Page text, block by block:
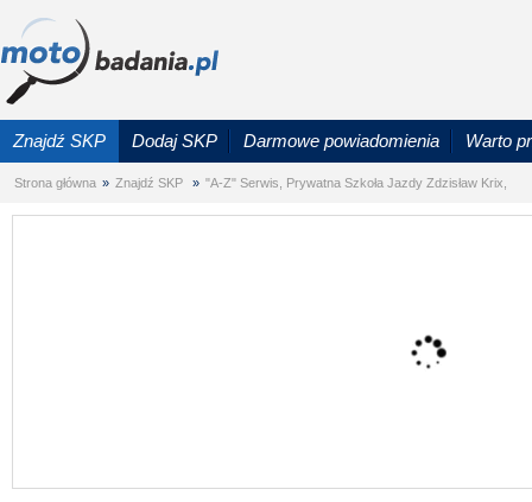
Znajdź SKP Dodaj SKP Darmowe powiadomienia Warto
Strona główna » Znajdź SKP » "A-Z" Serwis, Prywatna Szkoła Jazdy Zdzisław Krix,